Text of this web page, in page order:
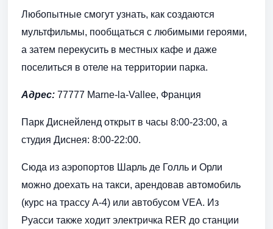
Любопытные смогут узнать, как создаются
мультфильмы, пообщаться с любимыми героями,
а затем перекусить в местных кафе и даже
поселиться в отеле на территории парка.
Адрес: 77777 Marne-la-Vallee, Франция
Парк Диснейленд открыт в часы 8:00-23:00, а
студия Диснея: 8:00-22:00.
Сюда из аэропортов Шарль де Голль и Орли
можно доехать на такси, арендовав автомобиль
(курс на трассу А-4) или автобусом VEA. Из
Руасси также ходит электричка RER до станции